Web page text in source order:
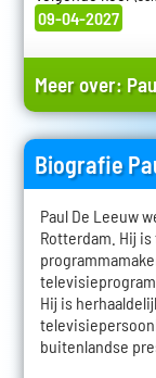
09-04-2027
Meer over:
Biografie
Paul De Leeuw
Rotterdam. Hij
Hij is
buitenlandse